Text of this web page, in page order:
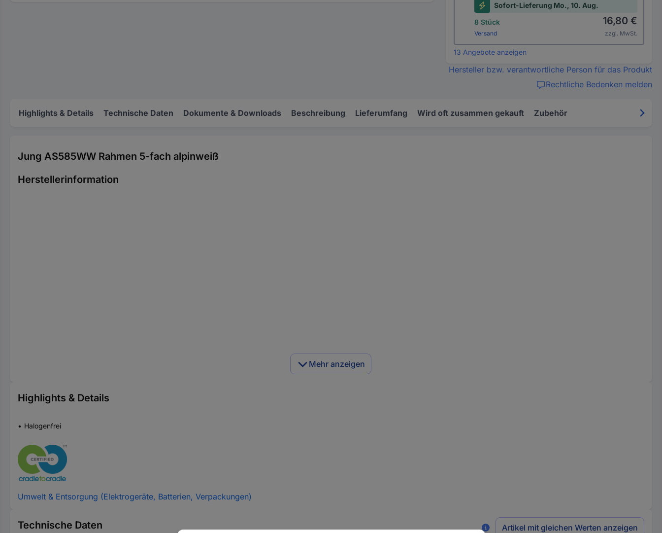
Sofort-Lieferung Mo., 10. Aug.
8 Stück
Versand
16,80 €
zzgl. MwSt.
13 Angebote anzeigen
Hersteller bzw. verantwortliche Person für das Produkt
Rechtliche Bedenken melden
Highlights & Details Technische Daten Dokumente & Downloads Beschreibung Lieferumfang Wird oft zusammen gekauft Zubehör
Jung AS585WW Rahmen 5-fach alpinweiß
Herstellerinformation
Mehr anzeigen
Highlights & Details
Halogenfrei
Umwelt & Entsorgung (Elektrogeräte, Batterien, Verpackungen)
Technische Daten Artikel mit gleichen Werten anzeigen